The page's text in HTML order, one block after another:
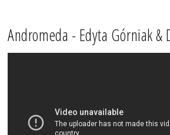
Andromeda - Edyta Górniak &